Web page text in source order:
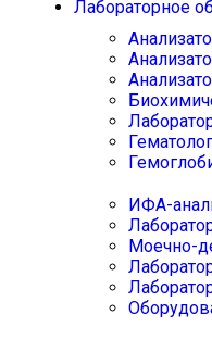
Лабораторное
ИФА-
Моечно-